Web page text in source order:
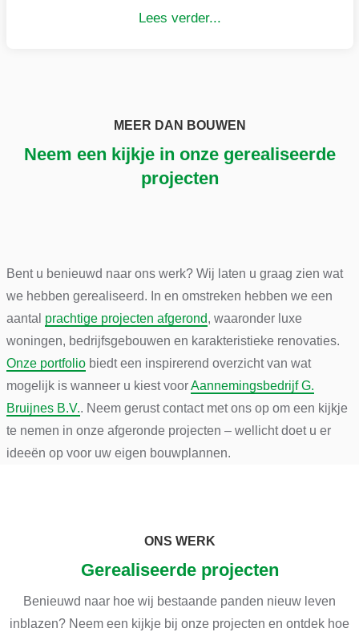
Lees verder...
MEER DAN BOUWEN
Neem een kijkje in onze gerealiseerde
projecten
Bent u benieuwd naar ons werk? Wij laten u graag zien wat
we hebben gerealiseerd. In en omstreken hebben we een
aantal prachtige projecten afgerond, waaronder luxe
woningen, bedrijfsgebouwen en karakteristieke renovaties.
Onze portfoliobiedt een inspirerend overzicht van wat
mogelijk is wanneer u kiest voorAannemingsbedrijf G.
Bruijnes B.V.. Neem gerust contact met ons op om een kijkje
te nemen in onze afgeronde projecten – wellicht doet u er
ideeën op voor uw eigen bouwplannen.
ONS WERK
Gerealiseerde projecten
Benieuwd naar hoe wij bestaande panden nieuw leven
inblazen? Neem een kijkje bij onze projecten en ontdek hoe